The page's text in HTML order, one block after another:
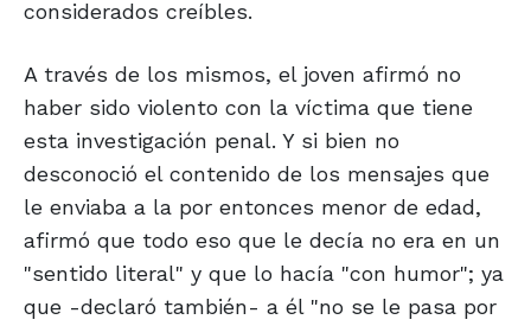
considerados creíbles.
A través de los mismos, el joven afirmó no
haber sido violento con la víctima que tiene
esta investigación penal. Y si bien no
desconoció el contenido de los mensajes que
le enviaba a la por entonces menor de edad,
afirmó que todo eso que le decía no era en un
"sentido literal" y que lo hacía "con humor"; ya
que -declaró también- a él "no se le pasa por